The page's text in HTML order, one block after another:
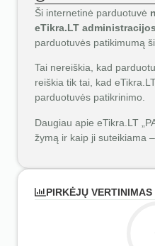
Ši internetinė parduotuvė
eTikra.LT administracijos
parduotuvės patikimumą
Tai nereiškia, kad
reiškia tik tai, kad
parduotuvės patikrinimo.
Daugiau apie eTikra.LT
žymą ir kaip ji suteikiama –
PIRKĖJŲ VERTINIMAS